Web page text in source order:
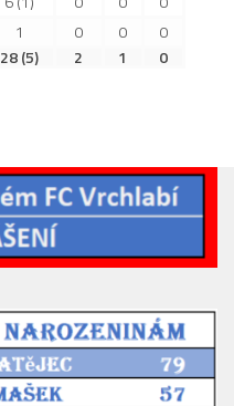
1 0 0
0
28(5) 2 1 0